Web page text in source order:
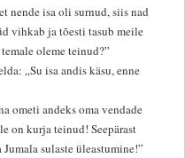
nende isa oli surnud, siis nad
vihkab ja tõesti tasub meile
oleme teinud?”
„Su isa andis käsu, enne
ometi andeks oma vendade
on kurja teinud! Seepärast
sulaste üleastumine!”